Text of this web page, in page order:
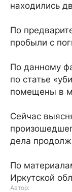
находились
По
пробыли с
По данному
по статье
помещены в
Сейчас
дела
По
Иркутской
Автор: